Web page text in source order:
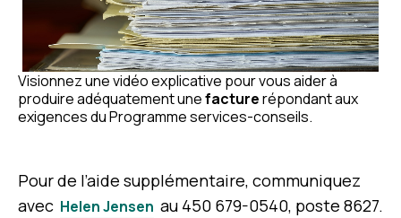
Visionnez une vidéo explicative pour vous aider à
produire adéquatement unefacturerépondant aux
exigences du Programme services-conseils.
Pour de l’aide supplémentaire, communiquez
avec Helen Jensen au 450 679-0540, poste 8627.